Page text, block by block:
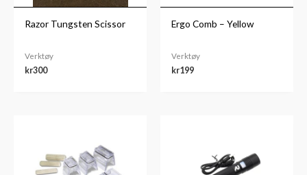
Razor Tungsten Scissor
Verktøy
kr300
Ergo Comb – Yellow
Verktøy
kr199
kr579